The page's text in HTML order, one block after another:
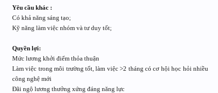
Yêu cầu khác :
Có khả năng sáng tạo;
Kỹ năng làm việc nhóm và tư duy tốt;
Quyền lợi:
Mức lương khởi điểm thỏa thuận
Làm việc trong môi trường tốt, làm việc >2 tháng có cơ hội học hỏi nhiều
công nghệ mới
Đãi ngộ lương thưởng xứng đáng năng lực